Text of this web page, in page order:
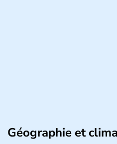
Géographie et